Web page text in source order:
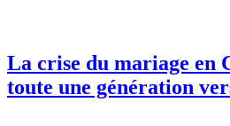
La crise du mariage en
toute une génération